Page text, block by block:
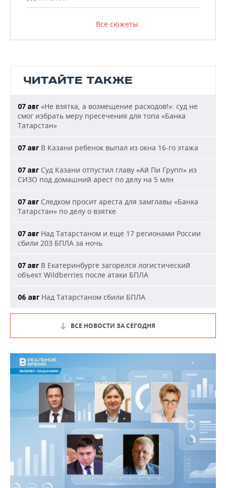
Все сюжеты
ЧИТАЙТЕ ТАКЖЕ
07 авг «Не взятка, а возмещение расходов!»: суд не
смог избрать меру пресечения для топа «Банка
Татарстан»
07 авг В Казани ребенок выпал из окна 16-го этажа
07 авг Суд Казани отпустил главу «Ай Пи Групп» из
СИЗО под домашний арест по делу на 5 млн
07 авг Следком просит ареста для замглавы «Банка
Татарстан» по делу о взятке
07 авг Над Татарстаном и еще 17 регионами России
сбили 203 БПЛА за ночь
07 авг В Екатеринбурге загорелся логистический
объект Wildberries после атаки БПЛА
06 авг Над Татарстаном сбили БПЛА
ВСЕ НОВОСТИ ЗА СЕГОДНЯ